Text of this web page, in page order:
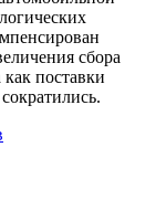
сбора
поставки